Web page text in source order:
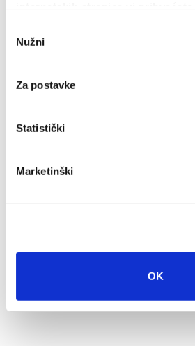
pristanka
Nužni
Za postavke
Statistički
Marketinški
OKproizvod
više